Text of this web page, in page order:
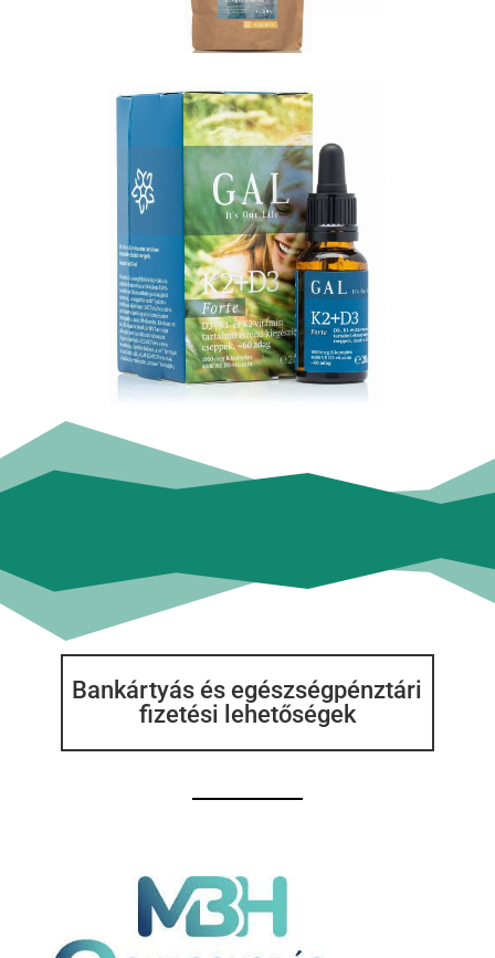
Bankártyás és egészségpénztári
fizetési lehetőségek